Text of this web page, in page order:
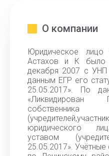
О компании
Юридическое лицо
Астахов и К было
декабря 2007 с УНП
данным ЕГР его
25.05.2017». По
«Ликвидирован
юридического
уставом
25.05.2017».